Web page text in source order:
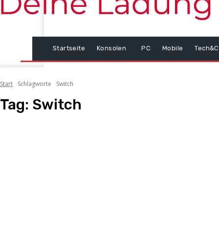
Startseite Konsolen PC Mobile
Start Schlagworte Switch
Tag: Switch